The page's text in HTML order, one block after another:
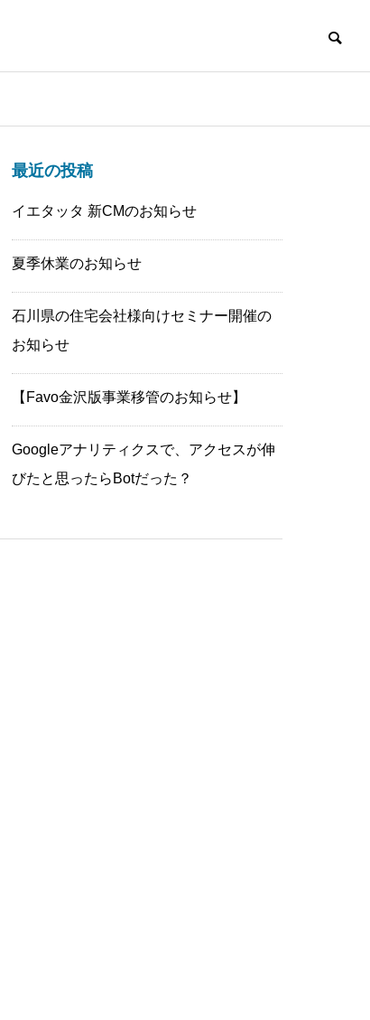
役員メッセージ
協力会社
【Favo金沢版事業移管のお知
らせ】
だった？
最近の投稿
イエタッタ 新CMのお知らせ
夏季休業のお知らせ
石川県の住宅会社様向けセミナー開催の
お知らせ
【Favo金沢版事業移管のお知らせ】
Googleアナリティクスで、アクセスが伸
びたと思ったらBotだった？